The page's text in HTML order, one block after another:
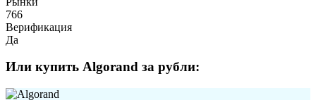
766
Верификация
Да
Или купить Algorand за рубли: